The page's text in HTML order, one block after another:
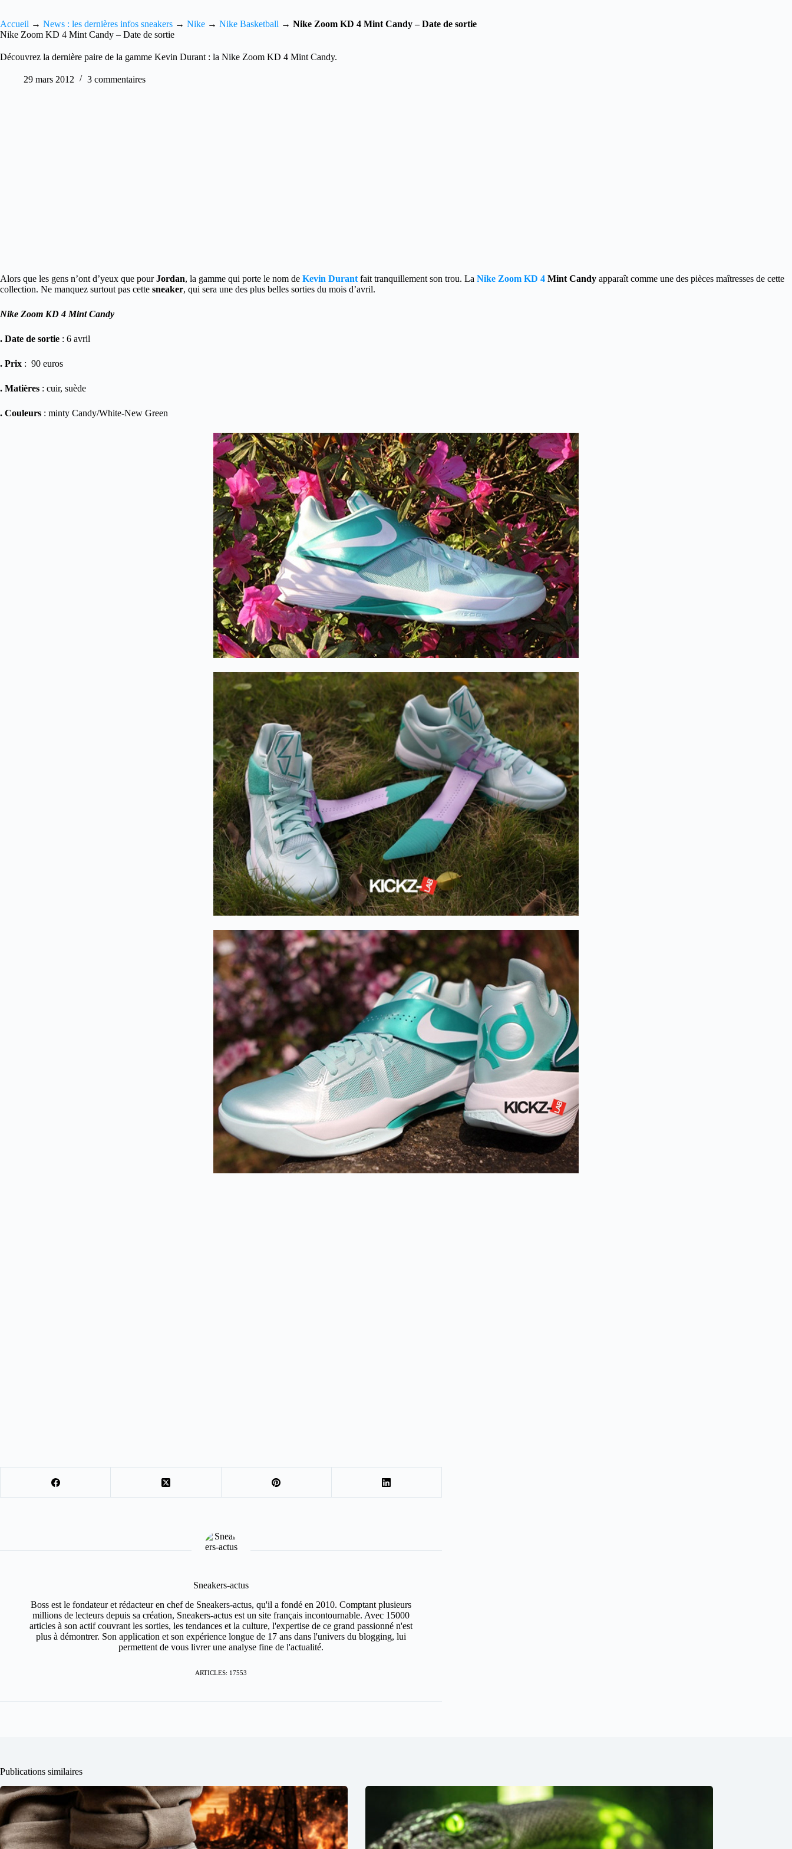
Accueil → News : les dernières infos sneakers → Nike → Nike Basketball → Nike Zoom KD 4 Mint Candy – Date de sortie
Nike Zoom KD 4 Mint Candy – Date de sortie
Découvrez la dernière paire de la gamme Kevin Durant : la Nike Zoom KD 4 Mint Candy.
29 mars 2012 3 commentaires
Alors que les gens n’ont d’yeux que pourJordan, la gamme qui porte le nom de Kevin Durant fait tranquillement son trou. La Nike Zoom KD 4 Mint Candy apparaît comme une des pièces maîtresses de cette
collection. Ne manquez surtout pas cette sneaker, qui sera une des plus belles sorties du mois d’avril.
Nike Zoom KD 4 Mint Candy
. Date de sortie : 6 avril
. Prix : 90 euros
. Matières : cuir, suède
. Couleurs : minty Candy/White-New Green
Sneakers-actus
Boss est le fondateur et rédacteur en chef de Sneakers-actus, qu'il a fondé en 2010. Comptant plusieurs
millions de lecteurs depuis sa création, Sneakers-actus est un site français incontournable. Avec 15000
articles à son actif couvrant les sorties, les tendances et la culture, l'expertise de ce grand passionné n'est
plus à démontrer. Son application et son expérience longue de 17 ans dans l'univers du blogging, lui
permettent de vous livrer une analyse fine de l'actualité.
ARTICLES: 17553
Publications similaires